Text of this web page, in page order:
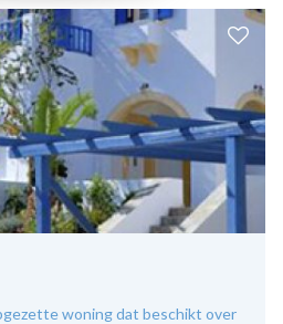
woning dat beschikt over